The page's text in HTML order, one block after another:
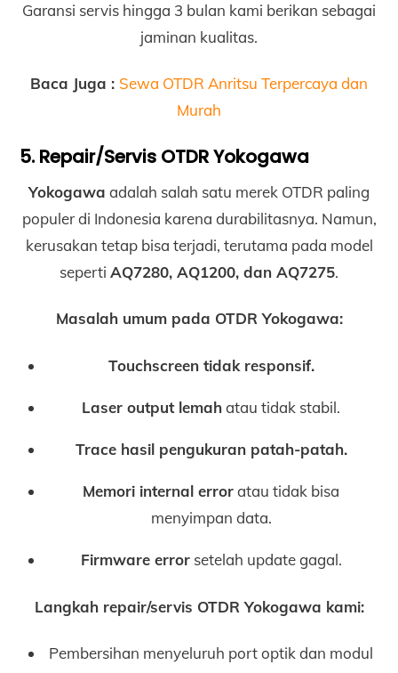
Garansi servis hingga 3 bulan kami berikan sebagai
jaminan kualitas.
Baca Juga : Sewa OTDR Anritsu Terpercaya dan
Murah
5. Repair/Servis OTDR Yokogawa
Yokogawa adalah salah satu merek OTDR paling
populer di Indonesia karena durabilitasnya. Namun,
kerusakan tetap bisa terjadi, terutama pada model
seperti AQ7280, AQ1200, dan AQ7275.
Masalah umum pada OTDR Yokogawa:
Touchscreen tidak responsif.
Laser output lemahatau tidak stabil.
Trace hasil pengukuran patah-patah.
Memori internal erroratau tidak bisa
menyimpan data.
Firmware errorsetelah update gagal.
Langkah repair/servis OTDR Yokogawa kami:
Pembersihan menyeluruh port optik dan modul